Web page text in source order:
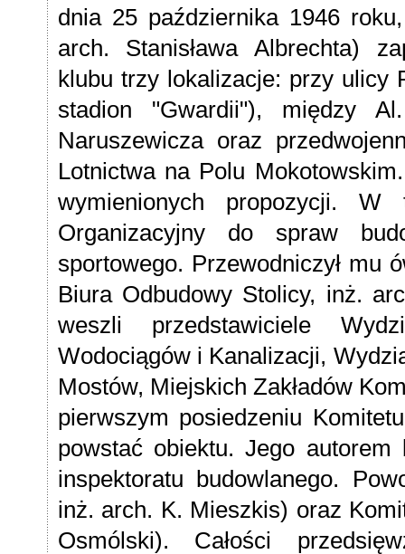
dnia 25 października 1946
arch. Stanisława Albrechta)
klubu trzy lokalizacje: przy ulicy
stadion "Gwardii"), między
Naruszewicza oraz
Lotnictwa na Polu
wymienionych propozycji.
Organizacyjny do spraw
sportowego. Przewodniczył mu
Biura Odbudowy Stolicy, inż.
weszli przedstawiciele
Wodociągów i Kanalizacji,
Mostów, Miejskich Zakładów
pierwszym posiedzeniu
powstać obiektu. Jego autorem
inspektoratu budowlanego.
inż. arch. K. Mieszkis) oraz
Osmólski). Całości